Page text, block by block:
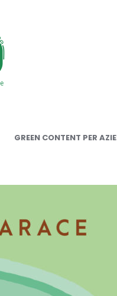
GREEN CONTENT PER